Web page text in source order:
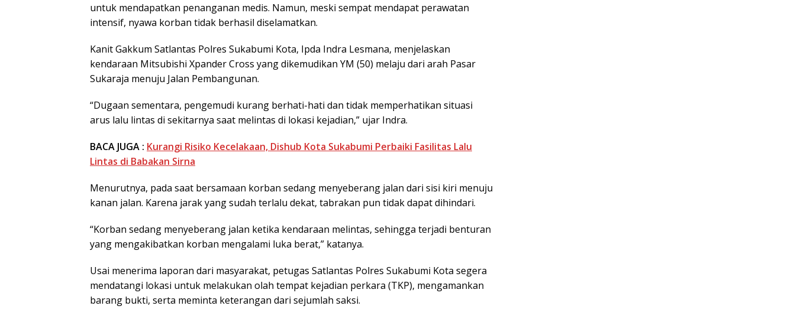
untuk mendapatkan penanganan medis. Namun, meski sempat mendapat perawatan
intensif, nyawa korban tidak berhasil diselamatkan.
Kanit Gakkum Satlantas Polres Sukabumi Kota, Ipda Indra Lesmana, menjelaskan
kendaraan Mitsubishi Xpander Cross yang dikemudikan YM (50) melaju dari arah Pasar
Sukaraja menuju Jalan Pembangunan.
“Dugaan sementara, pengemudi kurang berhati-hati dan tidak memperhatikan situasi
arus lalu lintas di sekitarnya saat melintas di lokasi kejadian,” ujar Indra.
BACA JUGA : Kurangi Risiko Kecelakaan, Dishub Kota Sukabumi Perbaiki Fasilitas Lalu
Lintas di Babakan Sirna
Menurutnya, pada saat bersamaan korban sedang menyeberang jalan dari sisi kiri menuju
kanan jalan. Karena jarak yang sudah terlalu dekat, tabrakan pun tidak dapat dihindari.
“Korban sedang menyeberang jalan ketika kendaraan melintas, sehingga terjadi benturan
yang mengakibatkan korban mengalami luka berat,” katanya.
Usai menerima laporan dari masyarakat, petugas Satlantas Polres Sukabumi Kota segera
mendatangi lokasi untuk melakukan olah tempat kejadian perkara (TKP), mengamankan
barang bukti, serta meminta keterangan dari sejumlah saksi.